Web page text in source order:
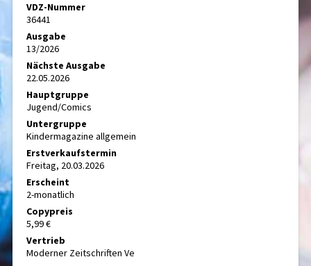
VDZ-Nummer
36441
Ausgabe
13/2026
Nächste Ausgabe
22.05.2026
Hauptgruppe
Jugend/Comics
Untergruppe
Kindermagazine allgemein
Erstverkaufstermin
Freitag, 20.03.2026
Erscheint
2-monatlich
Copypreis
5,99 €
Vertrieb
Moderner Zeitschriften Ve